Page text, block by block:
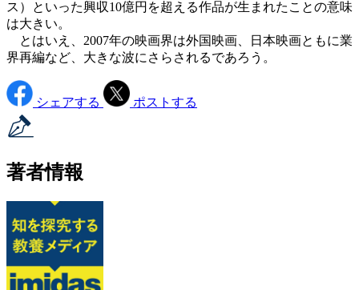
ス）といった興収10億円を超える作品が生まれたことの意味
は大きい。
とはいえ、2007年の映画界は外国映画、日本映画ともに業
界再編など、大きな波にさらされるであろう。
シェアする ポストする
著者情報